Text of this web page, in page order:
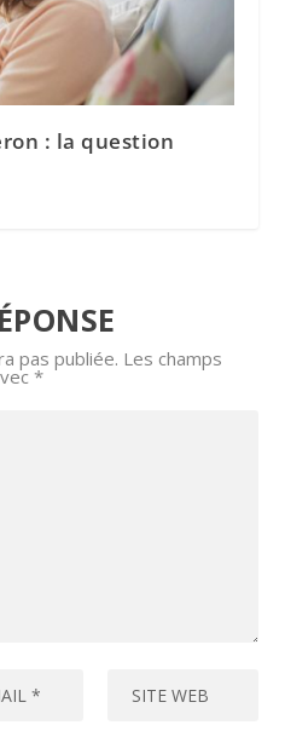
: la question
pas publiée. Les champs
*